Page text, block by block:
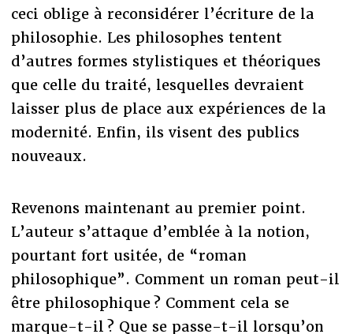
ceci oblige à reconsidérer l’écriture de la
philosophie. Les philosophes tentent
d’autres formes stylistiques et théoriques
que celle du traité, lesquelles devraient
laisser plus de place aux expériences de la
modernité. Enfin, ils visent des publics
nouveaux.
Revenons maintenant au premier point.
L’auteur s’attaque d’emblée à la notion,
pourtant fort usitée, de “roman
philosophique”. Comment un roman peut-il
être philosophique ? Comment cela se
marque-t-il ? Que se passe-t-il lorsqu’on